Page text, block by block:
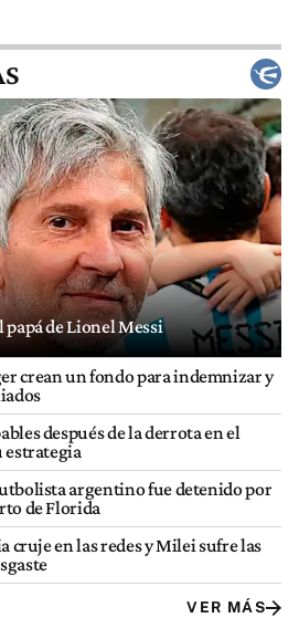
de Lionel Messi
crean un fondo para indemnizar y
después de la derrota en el
estrategia
argentino fue detenido por
de Florida
cruje en las redes y Milei sufre las
VER MÁS